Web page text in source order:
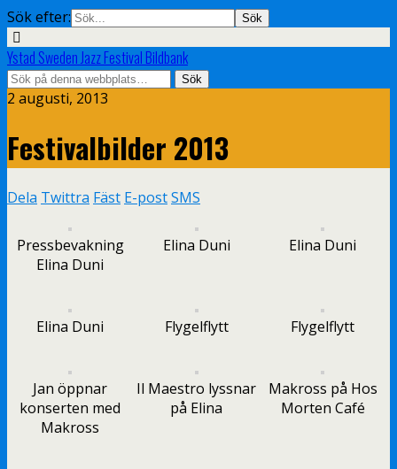
Sök efter:
Ystad Sweden Jazz Festival Bildbank
2 augusti, 2013
Festivalbilder 2013
Dela Twittra Fäst E-postSMS
Pressbevakning
Elina Duni
Elina Duni Elina Duni
Elina Duni Flygelflytt Flygelflytt
Jan öppnar
konserten med
Makross
Il Maestro lyssnar
på Elina
Makross på Hos
Morten Café